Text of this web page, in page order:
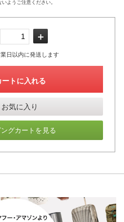
ようご注意ください。
＋
日以内に発送します
ートに入れる
お気に入り
グカートを見る